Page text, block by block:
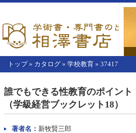
トップ» カタログ » 学校教育 » 37417
こ
か
本
文】
誰でもできる性教育のポイント
（学級経営ブックレット18）
著者名： 新牧賢三郎